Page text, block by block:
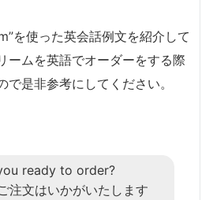
を使った英会話例文を紹介して
ームを英語でオーダーをする際
で是非参考にしてください。
ready to order?
注文はいかがいたします